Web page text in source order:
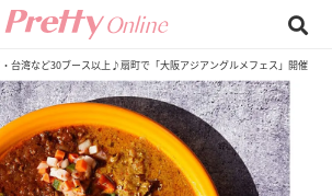
台湾など30ブース以上♪扇町で「大阪アジアングルメフェス」開催